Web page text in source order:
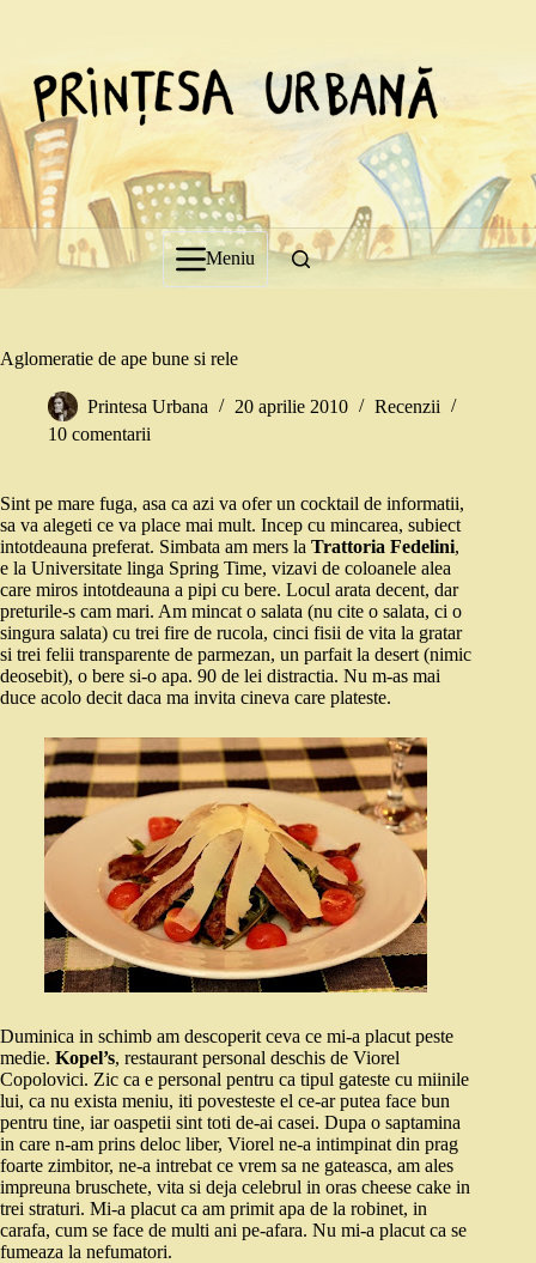
Meniu
Aglomeratie de ape bune si rele
Printesa Urbana 20 aprilie 2010
Recenzii
10 comentarii
Sint pe mare fuga, asa ca azi va ofer un cocktail de informatii,
sa va alegeti ce va place mai mult. Incep cu mincarea, subiect
intotdeauna preferat. Simbata am mers la Trattoria Fedelini,
e la Universitate linga Spring Time, vizavi de coloanele alea
care miros intotdeauna a pipi cu bere. Locul arata decent, dar
preturile-s cam mari. Am mincat o salata (nu cite o salata, ci o
singura salata) cu trei fire de rucola, cinci fisii de vita la gratar
si trei felii transparente de parmezan, un parfait la desert (nimic
deosebit), o bere si-o apa. 90 de lei distractia. Nu m-as mai
duce acolo decit daca ma invita cineva care plateste.
Duminica in schimb am descoperit ceva ce mi-a placut peste
medie. Kopel’s, restaurant personal deschis de Viorel
Copolovici. Zic ca e personal pentru ca tipul gateste cu miinile
lui, ca nu exista meniu, iti povesteste el ce-ar putea face bun
pentru tine, iar oaspetii sint toti de-ai casei. Dupa o saptamina
in care n-am prins deloc liber, Viorel ne-a intimpinat din prag
foarte zimbitor, ne-a intrebat ce vrem sa ne gateasca, am ales
impreuna bruschete, vita si deja celebrul in oras cheese cake in
trei straturi. Mi-a placut ca am primit apa de la robinet, in
carafa, cum se face de multi ani pe-afara. Nu mi-a placut ca se
fumeaza la nefumatori.